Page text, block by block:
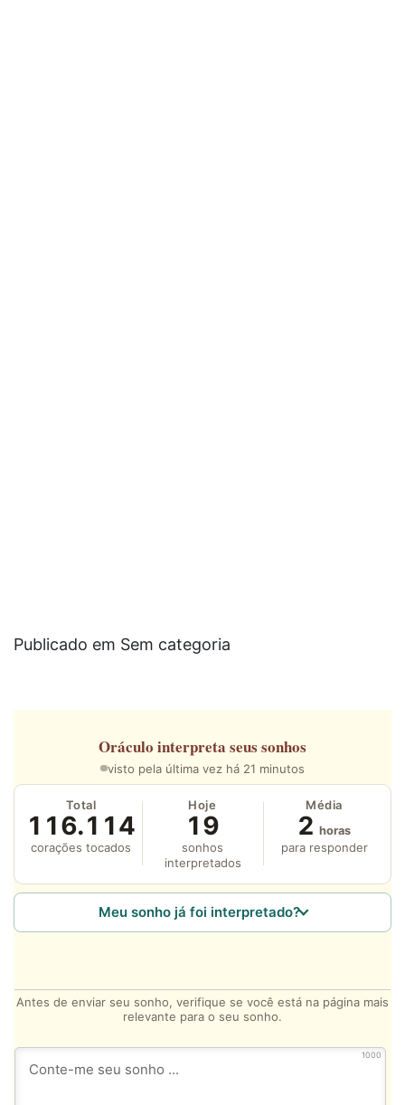
Publicado em Sem categoria
Oráculo interpreta seus sonhos
visto pela última vez há 21 minutos
Total
116.114
corações tocados
Hoje
19
sonhos
interpretados
Média
2 horas
para responder
Meu sonho já foi interpretado?
Antes de enviar seu sonho, verifique se você está na página mais
relevante para o seu sonho.
1000